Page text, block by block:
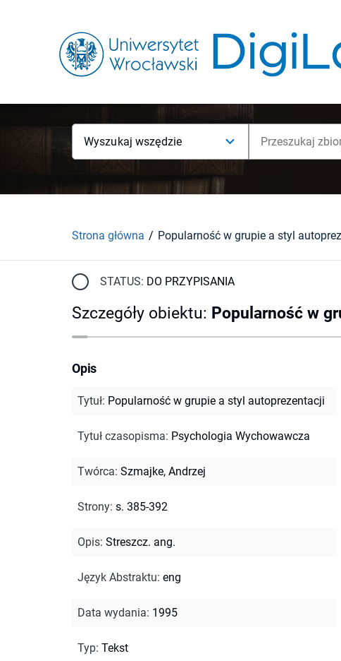
Wyszukaj wszędzie
Strona główna Popularność w grupie a styl
STATUS: DO PRZYPISANIA
Szczegóły obiektu: Popularność w
Opis
Tytuł: Popularność w grupie a styl autoprezentacji
Tytuł czasopisma: Psychologia Wychowawcza
Twórca: Szmajke, Andrzej
Strony: s. 385-392
Opis: Streszcz. ang.
Język Abstraktu: eng
Data wydania: 1995
Typ: Tekst